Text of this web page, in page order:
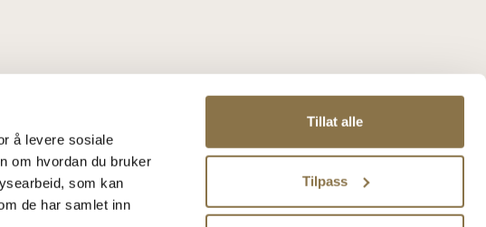
å levere sosiale
om hvordan du bruker
som kan
de har samlet inn
Tillat alle
Tilpass